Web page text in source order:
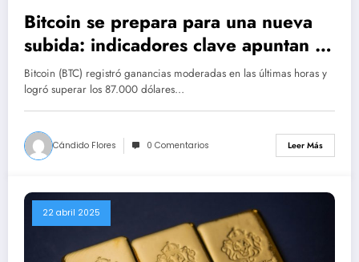
Bitcoin se prepara para una nueva
subida: indicadores clave apuntan a
una tendencia alcista
Bitcoin (BTC) registró ganancias moderadas en las últimas horas y
logró superar los 87.000 dólares…
Cándido Flores 0 Comentarios Leer Más
22 abril 2025